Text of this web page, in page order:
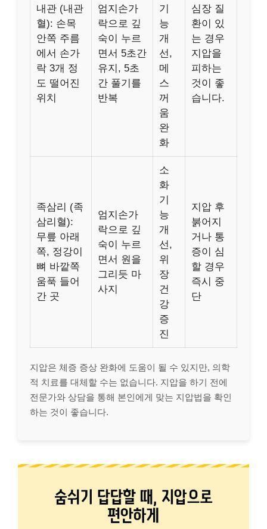
내관 (내관
혈): 손목
안쪽 주름
에서 손가
락 3개 정
도 떨어진
위치
엄지손가
락으로 깊
숙이 누르
면서 5초간
유지, 5초
간 풀기를
반복
기
능
개
선,
메
스
꺼
움
완
화
심장 질
환이 있
는 경우
지압을
피하는
것이 좋
습니다.
족삼리 (족
삼리혈):
무릎 아래
쪽, 정강이
뼈 바깥쪽
움푹 들어
간 곳
엄지손가
락으로 깊
숙이 누르
면서 원을
그리듯 마
사지
소
화
기
능
개
선,
위
장
건
강
증
진
지압 후
붉어지
거나 통
증이 심
할 경우
즉시 중
단
지압은 체증 증상 완화에 도움이 될 수 있지만, 의학
적 치료를 대체할 수는 없습니다. 지압을 하기 전에
전문가와 상담을 통해 본인에게 맞는 지압법을 확인
하는 것이 좋습니다.